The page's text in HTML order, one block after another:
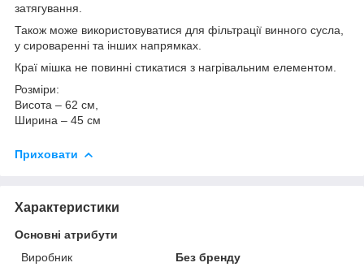
затягування.
Також може використовуватися для фільтрації винного сусла,
у сироваренні та інших напрямках.
Краї мішка не повинні стикатися з нагрівальним елементом.
Розміри:
Висота – 62 см,
Ширина – 45 см
Приховати
Характеристики
Основні атрибути
Виробник
Без бренду